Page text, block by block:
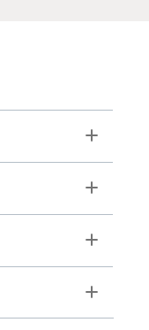
Toggle
Toggle
Toggle
Toggle